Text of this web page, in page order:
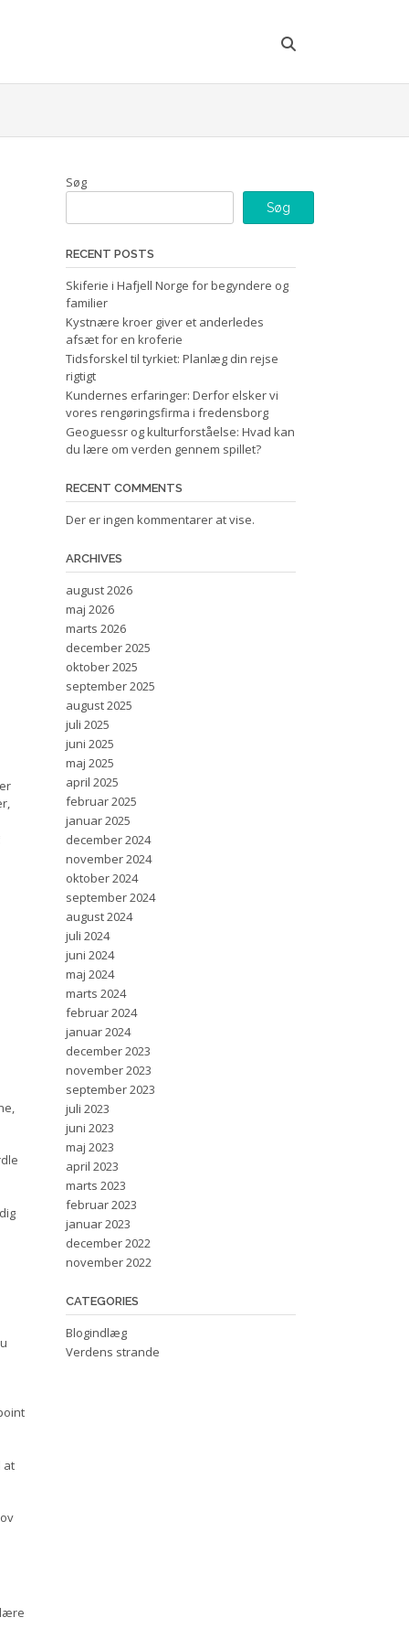
at
Søg
Søg
RECENT POSTS
Skiferie i Hafjell Norge for begyndere og
familier
Kystnære kroer giver et anderledes
afsæt for en kroferie
Tidsforskel til tyrkiet: Planlæg din rejse
rigtigt
Kundernes erfaringer: Derfor elsker vi
vores rengøringsfirma i fredensborg
Geoguessr og kulturforståelse: Hvad kan
du lære om verden gennem spillet?
RECENT COMMENTS
Der er ingen kommentarer at vise.
ARCHIVES
august 2026
maj 2026
marts 2026
december 2025
oktober 2025
september 2025
august 2025
juli 2025
juni 2025
maj 2025
april 2025
februar 2025
januar 2025
december 2024
november 2024
oktober 2024
september 2024
august 2024
juli 2024
juni 2024
maj 2024
marts 2024
februar 2024
januar 2024
december 2023
november 2023
september 2023
juli 2023
juni 2023
maj 2023
april 2023
marts 2023
februar 2023
januar 2023
december 2022
november 2022
CATEGORIES
Blogindlæg
Verdens strande